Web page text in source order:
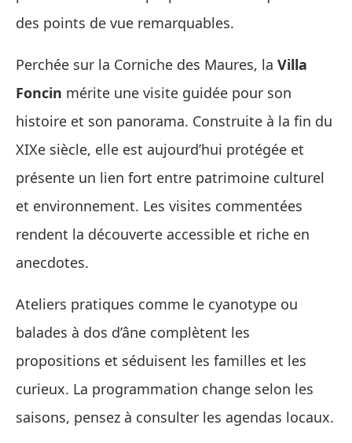
des points de vue remarquables.
Perchée sur la Corniche des Maures, la Villa
Foncin mérite une visite guidée pour son
histoire et son panorama. Construite à la fin du
XIXe siècle, elle est aujourd’hui protégée et
présente un lien fort entre patrimoine culturel
et environnement. Les visites commentées
rendent la découverte accessible et riche en
anecdotes.
Ateliers pratiques comme le cyanotype ou
balades à dos d’âne complètent les
propositions et séduisent les familles et les
curieux. La programmation change selon les
saisons, pensez à consulter les agendas locaux.